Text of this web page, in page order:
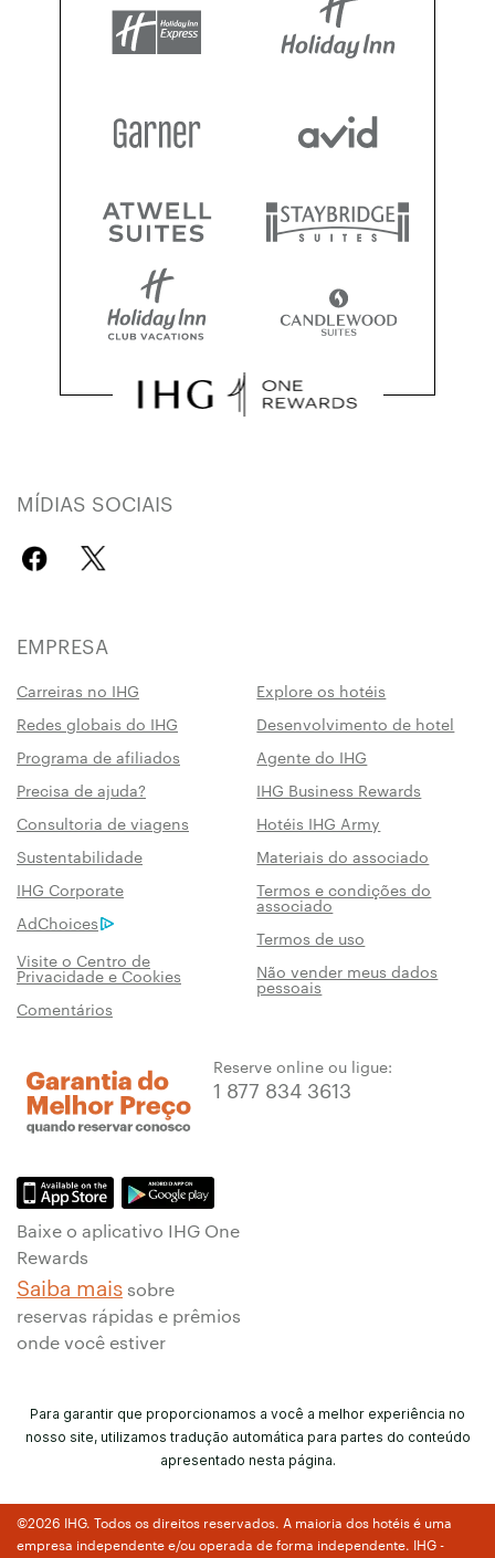
MÍDIAS SOCIAIS
EMPRESA
Carreiras no IHG
Explore os hotéis
Redes globais do IHG
Desenvolvimento de hotel
Programa de afiliados
Agente do IHG
Precisa de ajuda?
IHG Business Rewards
Consultoria de viagens
Hotéis IHG Army
Sustentabilidade
Materiais do associado
IHG Corporate
Termos e condições do
associado
AdChoices
Termos de uso
Visite o Centro de
Privacidade e Cookies Não vender meus dados
pessoais
Comentários
Reserve online ou ligue:
1 877 834 3613
Baixe o aplicativo IHG One
Rewards
Saiba mais sobre
reservas rápidas e prêmios
onde você estiver
Para garantir que proporcionamos a você a melhor experiência no
nosso site, utilizamos tradução automática para partes do conteúdo
apresentado nesta página.
©2026 IHG. Todos os direitos reservados. A maioria dos hotéis é uma
empresa independente e/ou operada de forma independente. IHG -